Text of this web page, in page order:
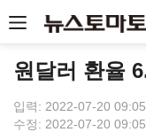
원달러 환율
입력: 2022-07-20
수정: 2022-07-20